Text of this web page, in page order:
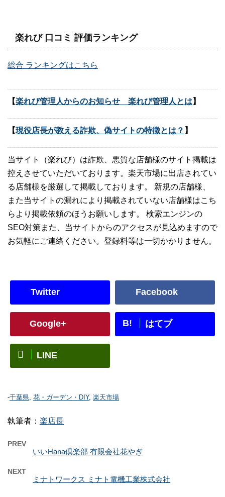
楽れび 口コミ 評価ランキング
総合 ランキングはこちら
【楽れび管理人からのお知らせ 楽れび管理人とは 】
【現役店長が教える詐欺、偽サイトの特徴とは？ 】
当サイト（楽れび）は詐欺、悪質な店舗様のサイト掲載は
控えさせていただいております。楽天市場に出店されてい
る店舗様を厳選して掲載しております。 新規の店舗様、
また当サイトの漏れにより掲載されていない店舗様はこち
らより掲載依頼のほうお願いします。 検索エンジンの
SEO対策また、当サイトからのアクセスが見込めますので
お気軽にご連絡ください。登録料等は一切かかりません。
Twitter Facebook
Google+ B! はてブ
LINE
-千葉県, 花・ガーデン・DIY, 楽天市場
執筆者： 楽店長
PREV
いいHana倶楽部 有限会社花やぎ
NEXT
ミナトワークス ミナト電機工業株式会社